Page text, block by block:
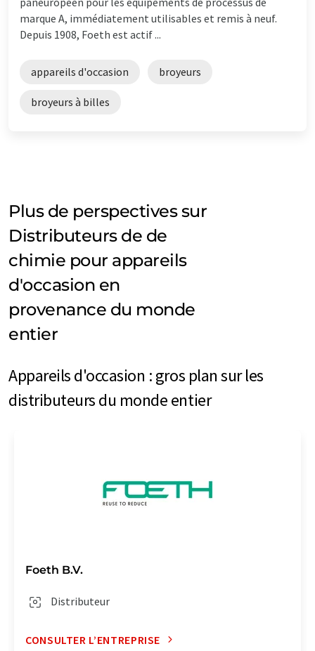
marque A, immédiatement utilisables et remis à neuf.
Depuis 1908, Foeth est actif ...
appareils d'occasion broyeurs
broyeurs à billes
Plus de perspectives sur
Distributeurs de de
chimie pour appareils
d'occasion en
provenance du monde
entier
Appareils d'occasion : gros plan sur les
distributeurs du monde entier
Foeth B.V.
Distributeur
CONSULTER L’ENTREPRISE